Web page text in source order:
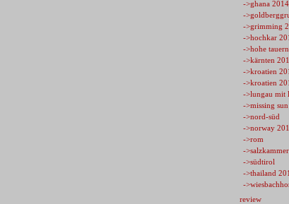
->ghana 2014
-
->grimming
->hochkar
->hohe tauern
->kärnten
->kroatien
->kroatien
->lungau mit
->missing sun
->nord-süd
->norway
->rom
-
->südtirol
->thailand
-
review